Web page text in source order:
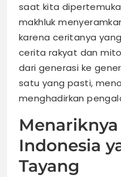
saat kita
makhluk
karena ceritanya
cerita rakyat dan
dari generasi ke
satu yang pasti,
menghadirkan
Indonesia
Tayang